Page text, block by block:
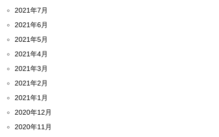
2021年7月
2021年6月
2021年5月
2021年4月
2021年3月
2021年2月
2021年1月
2020年12月
2020年11月